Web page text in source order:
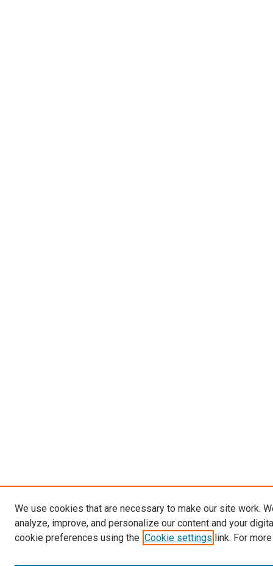
We use cookies that are necessary to make our site work.
analyze, improve, and personalize our content and your
cookie preferences using the Cookie settings link. For